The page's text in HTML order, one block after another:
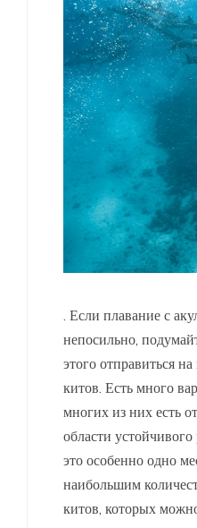
. Если плавание с
непосильно,
этого отправиться
китов. Есть много
многих из них есть
области
это особенно одно
наибольшим
китов, которых